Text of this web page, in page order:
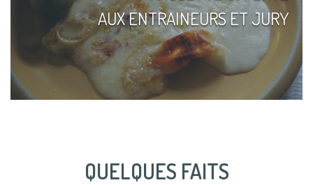
AUX ENTRAINEURS ET JURY
QUELQUES FAITS